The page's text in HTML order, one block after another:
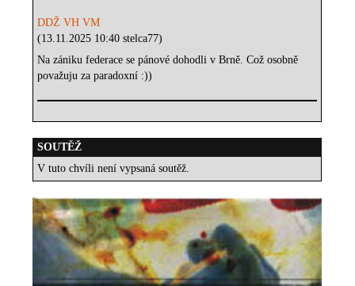
DDŽ VH VM
(13.11.2025 10:40 stelca77)
Na zániku federace se pánové dohodli v Brně. Což osobně
považuju za paradoxní :))
SOUTĚŽ
V tuto chvíli není vypsaná soutěž.